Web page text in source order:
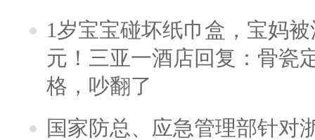
1岁宝宝碰坏纸巾盒，宝妈
元！三亚一酒店回复：骨瓷
格，吵翻了
国家防总、应急管理部针对